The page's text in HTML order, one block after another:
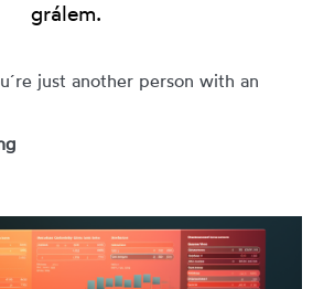
grálem.
just another person with an